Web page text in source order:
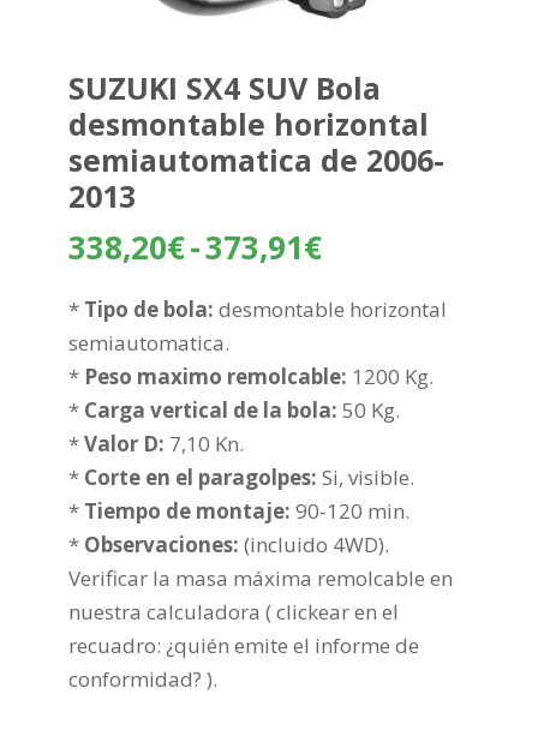
SUZUKI SX4 SUV Bola
desmontable horizontal
semiautomatica de 2006-
2013
338,20€-373,91€Rango
precios:
338,20€
hasta
* Tipo de bola: desmontable horizontal
semiautomatica.
* Peso maximo remolcable: 1200 Kg.
* Carga vertical de la bola: 50 Kg.
*Valor D: 7,10 Kn.
* Corte en el paragolpes: Si, visible.
* Tiempo de montaje: 90-120 min.
* Observaciones: (incluido 4WD).
Verificar la masa máxima remolcable en
nuestra calculadora ( clickear en el
recuadro: ¿quién emite el informe de
conformidad? ).